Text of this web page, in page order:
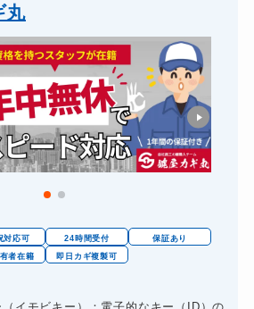
丸
対応可 24時間受付
保証あり
者在籍 即日カギ複製可